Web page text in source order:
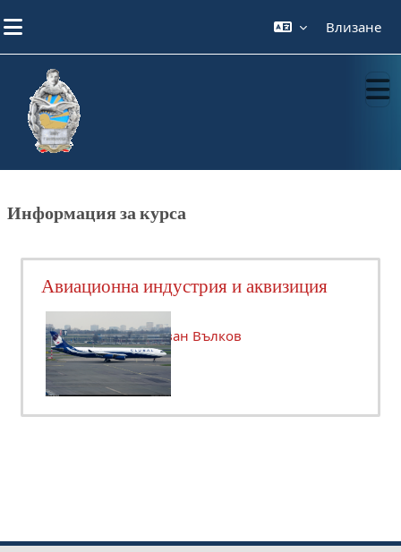
Влизане
Информация за курса
Авиационна индустрия и аквизиция
Преподавател:Иван Вълков